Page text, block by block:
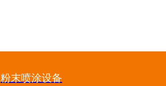
粉末喷涂设备